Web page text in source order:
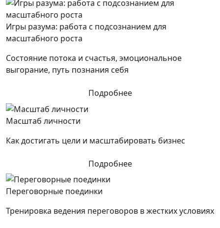
Игры разума: работа с подсознанием для
масштабного роста
Состояние потока и счастья, эмоциональное
выгорание, путь познания себя
Подробнее
Масштаб личности
Как достигать цели и масштабировать бизнес
Подробнее
Переговорные поединки
Тренировка ведения переговоров в жестких условиях